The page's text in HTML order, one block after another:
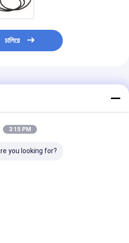
চালিয়ে
3:15 PM
you looking for?